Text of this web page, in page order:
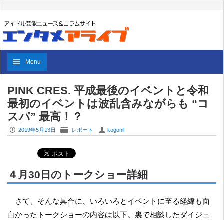
Menu
PINK CRES. 平成最後のイベントと令和
最初のイベントは波乱含みながらも “コ
スパ” 最高！？
P 2019年5月13日 F レポート U kogonil
４月30日のトークショー詳細
さて、そんな具合に、いろいろとイベントに至る経緯も面
白かったトークショーの内容は以下。裏で相談したダイジェ